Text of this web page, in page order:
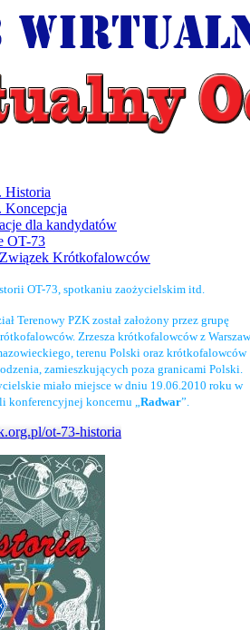
Historia
Koncepcja
dla kandydatów
OT-73
Krótkofalowców
OT-73, spotkaniu zaożycielskim itd.
Terenowy PZK został założony przez grupę
Zrzesza krótkofalowców z
terenu Polski oraz krótkofalowców
zamieszkujących poza granicami Polski.
miało miejsce w dniu 19.06.2010 roku w
konferencyjnej koncernu „Radwar”.
ot-73-historia